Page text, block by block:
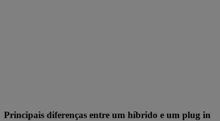
Principais diferenças entre um híbrido e um plug in